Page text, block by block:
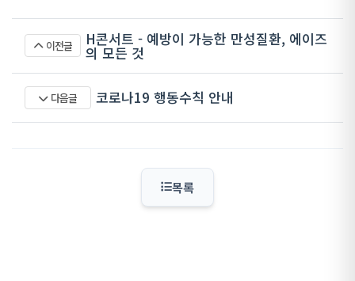
이전글 H콘서트 - 예방이 가능한 만성질환, 에이즈
의 모든 것
다음글 코로나19 행동수칙 안내
목록